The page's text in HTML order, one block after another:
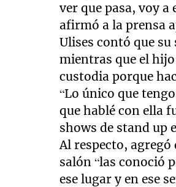
ver que pasa, voy
afirmó a la prensa
Ulises contó que
mientras que el
custodia porque
“Lo único que
que hablé con ella
shows de stand up
Al respecto, agregó
salón “las conoció
ese lugar y en ese